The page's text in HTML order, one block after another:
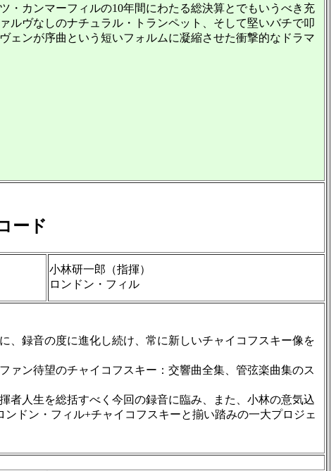
カンマーフィルの10年間にわたる総決算とでもいうべき充
ルヴなしのナチュラル・トランペット、そして堅いバチで叩
ェンが序曲という短いフォルムに凝縮させた衝撃的なドラマ
ード
小林研一郎（指揮）
ロンドン・フィル
、録音の度に進化し続け、常に新しいチャイコフスキー像を
ン待望のチャイコフスキー：交響曲全集、管弦楽曲集のス
人生を総括すべく今回の録音に臨み、また、小林の意気込
ドン・フィル+チャイコフスキーと揃い踏みの一大プロジェ